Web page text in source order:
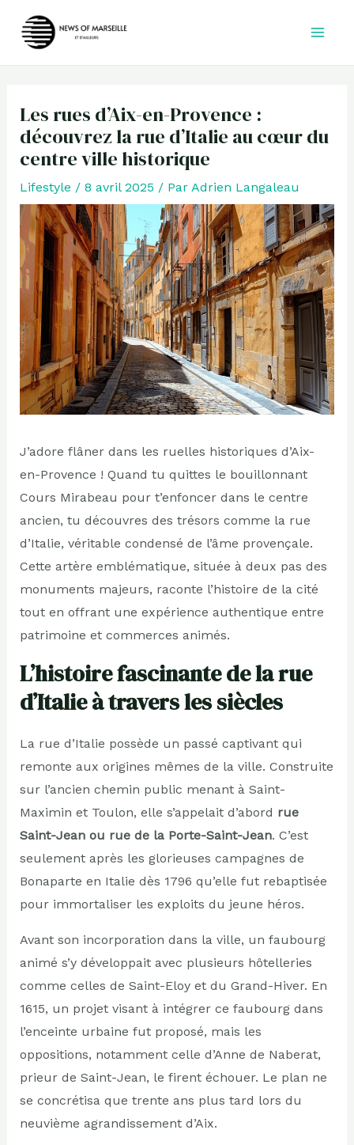
Les rues d’Aix-en-Provence :
découvrez la rue d’Italie au cœur du
centre ville historique
Lifestyle / 8 avril 2025 / Par Adrien Langaleau
J’adore flâner dans les ruelles historiques d’Aix-
en-Provence ! Quand tu quittes le bouillonnant
Cours Mirabeau pour t’enfoncer dans le centre
ancien, tu découvres des trésors comme la rue
d’Italie, véritable condensé de l’âme provençale.
Cette artère emblématique, située à deux pas des
monuments majeurs, raconte l’histoire de la cité
tout en offrant une expérience authentique entre
patrimoine et commerces animés.
L’histoire fascinante de la rue
d’Italie à travers les siècles
La rue d’Italie possède un passé captivant qui
remonte aux origines mêmes de la ville. Construite
sur l’ancien chemin public menant à Saint-
Maximin et Toulon, elle s’appelait d’abord rue
Saint-Jean ou rue de la Porte-Saint-Jean. C’est
seulement après les glorieuses campagnes de
Bonaparte en Italie dès 1796 qu’elle fut rebaptisée
pour immortaliser les exploits du jeune héros.
Avant son incorporation dans la ville, un faubourg
animé s’y développait avec plusieurs hôtelleries
comme celles de Saint-Eloy et du Grand-Hiver. En
1615, un projet visant à intégrer ce faubourg dans
l’enceinte urbaine fut proposé, mais les
oppositions, notamment celle d’Anne de Naberat,
prieur de Saint-Jean, le firent échouer. Le plan ne
se concrétisa que trente ans plus tard lors du
neuvième agrandissement d’Aix.